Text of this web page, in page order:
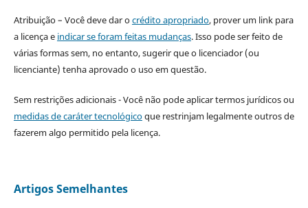
Atribuição – Você deve dar ocrédito apropriado, prover um link para
a licença e indicar se foram feitas mudanças. Isso pode ser feito de
várias formas sem, no entanto, sugerir que o licenciador (ou
licenciante) tenha aprovado o uso em questão.
Sem restrições adicionais - Você não pode aplicar termos jurídicos ou
medidas de caráter tecnológicoque restrinjam legalmente outros de
fazerem algo permitido pela licença.
Artigos Semelhantes